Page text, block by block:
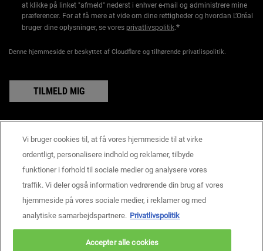
at klikke på linket "afmeld" nederst i enhver e-mail og administrere mine
præferencer. For at få mere at vide om dine rettigheder og hvordan L’Oréal
bruger dine oplysninger, se vores privatlivspolitik.*
Denne hjemmeside er beskyttet af Cloudflare og tilhørende privatlispolitik.
TILMELD MIG
Producentoplysninger
KIEHL'S
consumercare@dk.oaccare.com
KØBSBETINGELSER
kr - DK (DA)
Vi bruger cookies til, at få vores hjemmeside til at virke
ordentligt, personalisere indhold og reklamer, tilbyde
funktioner i forhold til sociale medier og analysere vores
traffik. Vi deler også information vedrørende din brug af vores
hjemmeside på vores sociale medier, i reklamer og med
analytiske samarbejdspartnere. Privatlivspolitik
Accepter alle cookies